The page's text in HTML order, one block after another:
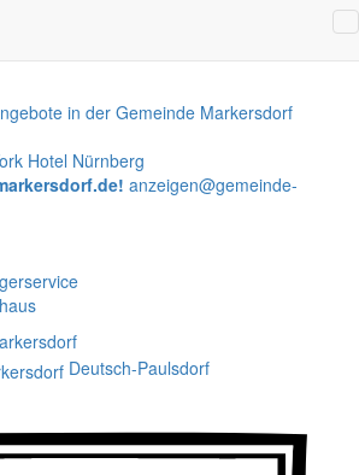
Hotel Nürnberg
anzeigen@gemeinde-
Deutsch-Paulsdorf